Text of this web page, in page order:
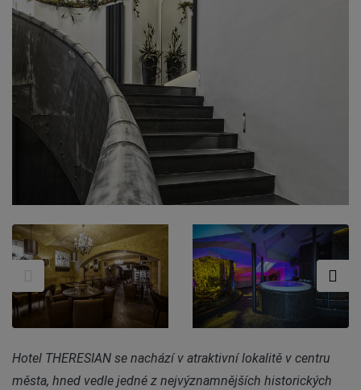
Hotel THERESIAN se nachází v atraktivní lokalitě v centru
města, hned vedle jedné z nejvýznamnějších historických